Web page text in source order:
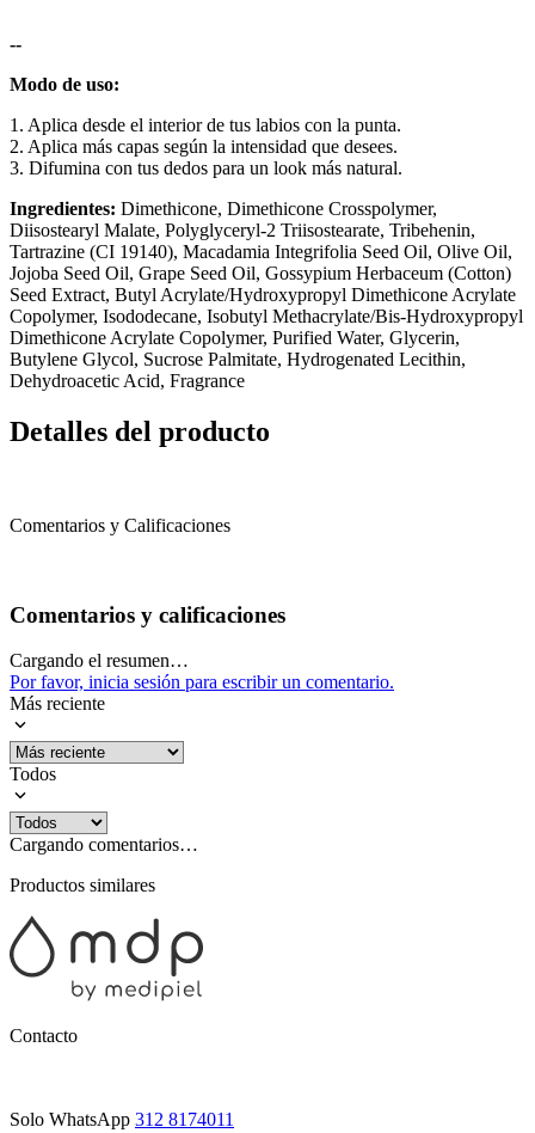
--
Modo de uso:
1. Aplica desde el interior de tus labios con la punta.
2. Aplica más capas según la intensidad que desees.
3. Difumina con tus dedos para un look más natural.
Ingredientes: Dimethicone, Dimethicone Crosspolymer,
Diisostearyl Malate, Polyglyceryl-2 Triisostearate, Tribehenin,
Tartrazine (CI 19140), Macadamia Integrifolia Seed Oil, Olive Oil,
Jojoba Seed Oil, Grape Seed Oil, Gossypium Herbaceum (Cotton)
Seed Extract, Butyl Acrylate/Hydroxypropyl Dimethicone Acrylate
Copolymer, Isododecane, Isobutyl Methacrylate/Bis-Hydroxypropyl
Dimethicone Acrylate Copolymer, Purified Water, Glycerin,
Butylene Glycol, Sucrose Palmitate, Hydrogenated Lecithin,
Dehydroacetic Acid, Fragrance
Detalles del producto
Comentarios y Calificaciones
Comentarios y calificaciones
Cargando el resumen…
Por favor, inicia sesión para escribir un comentario.
Más reciente
Todos
Cargando comentarios…
Productos similares
Contacto
Solo WhatsApp 312 8174011